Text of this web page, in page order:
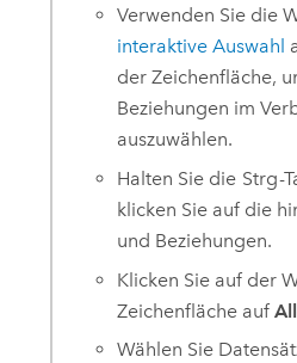
Verwenden Sie die
interaktive Auswahl
der Zeichenfläche,
Beziehungen im
auszuwählen.
Halten Sie die Strg-
klicken Sie auf die
und Beziehungen.
Klicken Sie auf der
Zeichenfläche auf
Wählen Sie